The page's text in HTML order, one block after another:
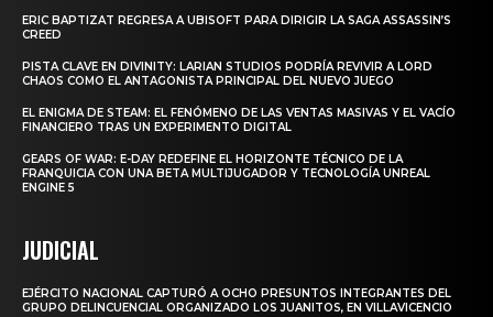
ERIC BAPTIZAT REGRESA A UBISOFT PARA DIRIGIR LA SAGA ASSASSIN’S
CREED
PISTA CLAVE EN DIVINITY: LARIAN STUDIOS PODRÍA REVIVIR A LORD
CHAOS COMO EL ANTAGONISTA PRINCIPAL DEL NUEVO JUEGO
EL ENIGMA DE STEAM: EL FENÓMENO DE LAS VENTAS MASIVAS Y EL VACÍO
FINANCIERO TRAS UN EXPERIMENTO DIGITAL
GEARS OF WAR: E-DAY REDEFINE EL HORIZONTE TÉCNICO DE LA
FRANQUICIA CON UNA BETA MULTIJUGADOR Y TECNOLOGÍA UNREAL
ENGINE 5
JUDICIAL
EJÉRCITO NACIONAL CAPTURÓ A OCHO PRESUNTOS INTEGRANTES DEL
GRUPO DELINCUENCIAL ORGANIZADO LOS JUANITOS, EN VILLAVICENCIO